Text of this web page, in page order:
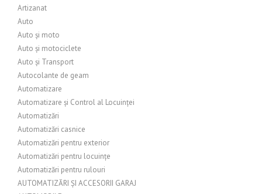
Artizanat
Auto
Auto și moto
Auto și motociclete
Auto și Transport
Autocolante de geam
Automatizare
Automatizare și Control al Locuinței
Automatizări
Automatizări casnice
Automatizări pentru exterior
Automatizări pentru locuințe
Automatizări pentru rulouri
AUTOMATIZĂRI ȘI ACCESORII GARAJ